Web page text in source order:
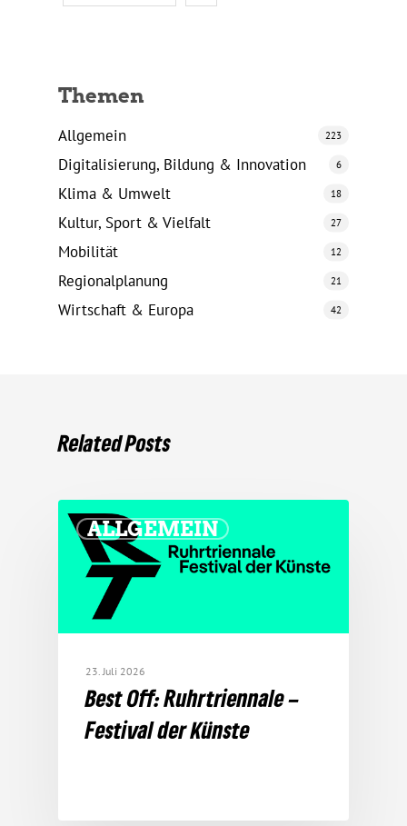
Themen
Allgemein 223
Digitalisierung, Bildung & Innovation 6
Klima & Umwelt 18
Kultur, Sport & Vielfalt 27
Mobilität 12
Regionalplanung 21
Wirtschaft & Europa 42
Related Posts
ALLGEMEIN
23. Juli 2026
Best Off: Ruhr­tri­en­nale –
Festival der Künste